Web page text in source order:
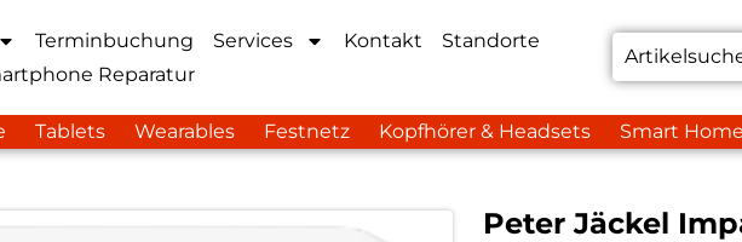
Terminbuchung Services Kontakt
Standorte
Reparatur
Tablets Wearables Festnetz Kopfhörer & Headsets Smart
Peter Jäckel